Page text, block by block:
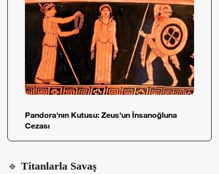
Pandora'nın Kutusu: Zeus'un İnsanoğluna
Cezası
🔹 Titanlarla Savaş